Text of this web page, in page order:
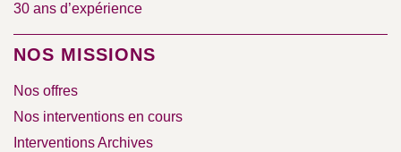
30 ans d’expérience
NOS MISSIONS
Nos offres
Nos interventions en cours
Interventions Archives